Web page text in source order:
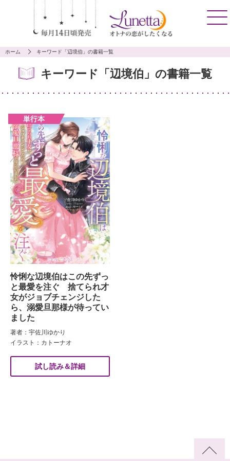
ホーム キーワード「辺境伯」の書籍一覧
キーワード「辺境伯」の書籍一覧
怜悧な辺境伯はこの先ずっ
と最愛を注ぐ 捨てられ才
女がジョブチェンジした
ら、溺愛旦那様が待ってい
ました
著者：宇佐川ゆかり
イラスト：カトーナオ
試し読み＆詳細